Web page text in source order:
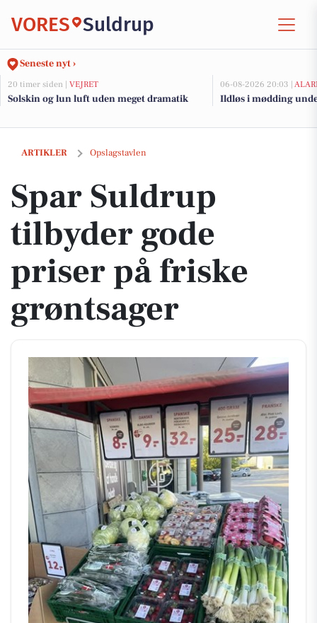
VORES Suldrup
Seneste nyt ›
20 timer siden | VEJRET
Solskin og lun luft uden meget dramatik
06-08-2026 20:03 |
Ildløs i mødding
ARTIKLER Opslagstavlen
Spar Suldrup tilbyder gode priser på friske grøntsager
Spar Suldrup
tilbyder gode
priser på friske
grøntsager